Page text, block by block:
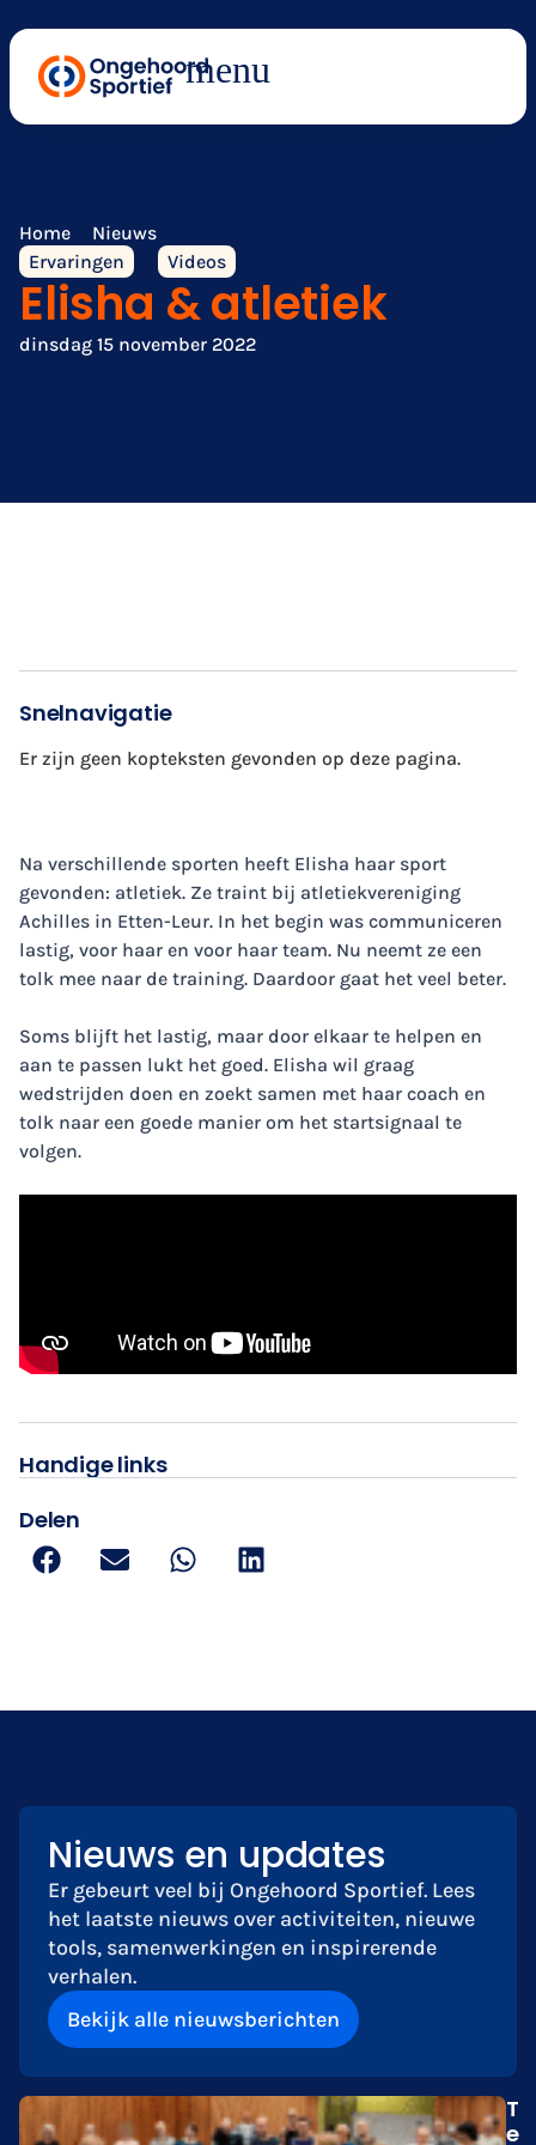
Home Nieuws
Ervaringen
Videos
Elisha & atletiek
dinsdag 15 november 2022
Handige links
Delen
Snelnavigatie
Er zijn geen kopteksten gevonden op deze pagina.
Na verschillende sporten heeft Elisha haar sport
gevonden: atletiek. Ze traint bij atletiekvereniging
Achilles in Etten-Leur. In het begin was communiceren
lastig, voor haar en voor haar team. Nu neemt ze een
tolk mee naar de training. Daardoor gaat het veel beter.
Soms blijft het lastig, maar door elkaar te helpen en
aan te passen lukt het goed. Elisha wil graag
wedstrijden doen en zoekt samen met haar coach en
tolk naar een goede manier om het startsignaal te
volgen.
Nieuws en updates
Er gebeurt veel bij Ongehoord Sportief. Lees
het laatste nieuws over activiteiten, nieuwe
tools, samenwerkingen en inspirerende
verhalen.
Bekijk alle nieuwsberichten
T
e